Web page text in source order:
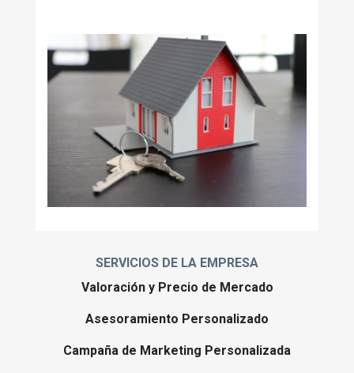
SERVICIOS DE LA EMPRESA
Valoración y Precio de Mercado
Asesoramiento Personalizado
Campaña de Marketing Personalizada